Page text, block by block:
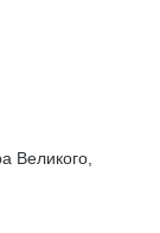
Великого,